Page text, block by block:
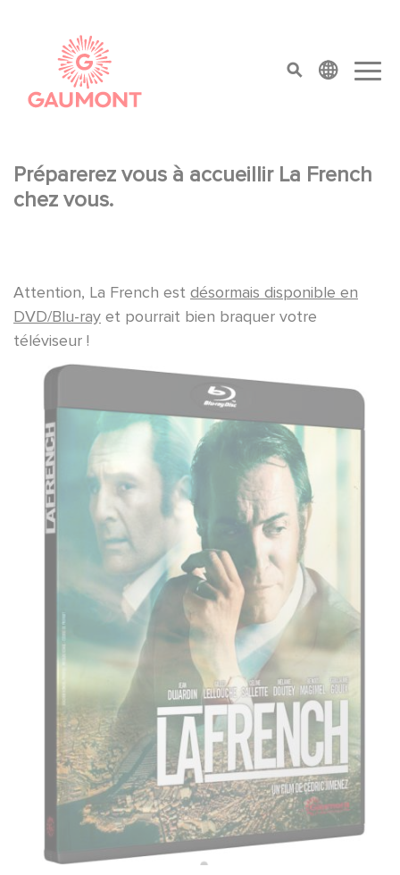
top menu
Préparerez vous à accueillir La French
chez vous.
Attention, La French est désormais disponible en
DVD/Blu-ray et pourrait bien braquer votre
téléviseur !